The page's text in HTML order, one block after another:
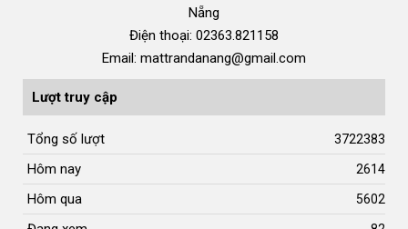
Nẵng
Điện thoại: 02363.821158
Email: mattrandanang@gmail.com
Lượt truy cập
Tổng số lượt 3722383
Hôm nay 2614
Hôm qua 5602